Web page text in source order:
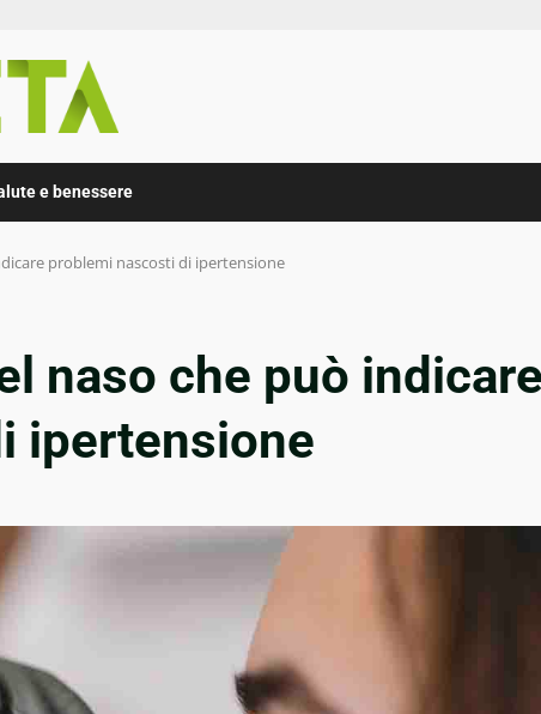
e benessere
problemi nascosti di ipertensione
naso che può
ipertensione